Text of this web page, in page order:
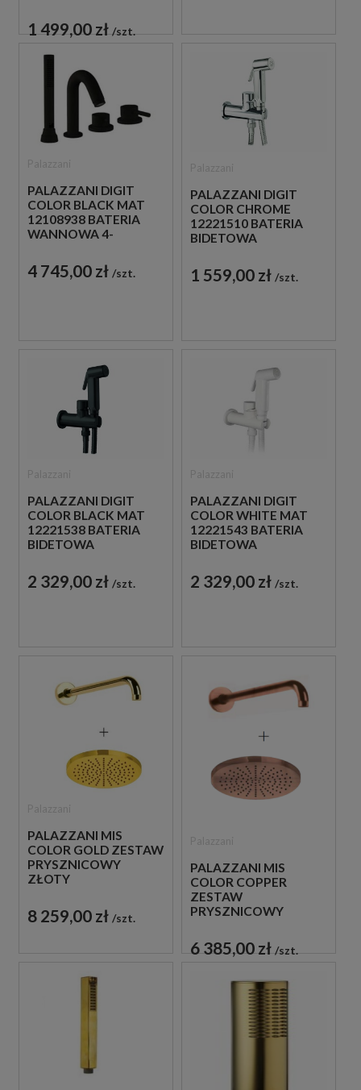
JEDNOUCHWYTOWA
CZARNA
1 499,00 zł szt.
PALAZZANI DIGIT
COLOR BLACK MAT
12108938 BATERIA
WANNOWA 4-
DWUUCHWYTOWA
CZARNA
4 745,00 zł szt.
PALAZZANI DIGIT
COLOR CHROME
12221510 BATERIA
BIDETOWA
ZESTAWEM
NATRYSKOWYM
1 559,00 zł szt.
PALAZZANI DIGIT
COLOR BLACK MAT
12221538 BATERIA
BIDETOWA
ZESTAWEM
NATRYSKOWYM
2 329,00 zł szt.
PALAZZANI DIGIT
COLOR WHITE MAT
12221543 BATERIA
BIDETOWA
ZESTAWEM
NATRYSKOWYM
2 329,00 zł szt.
PALAZZANI MIS
COLOR GOLD ZESTAW
PRYSZNICOWY
ZŁOTY
8 259,00 zł szt.
PALAZZANI MIS
COLOR COPPER
ZESTAW
PRYSZNICOWY
6 385,00 zł szt.